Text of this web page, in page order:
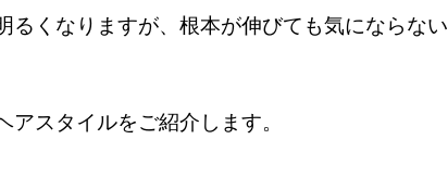
るくなりますが、根本が伸びても気にならない
スタイルをご紹介します。